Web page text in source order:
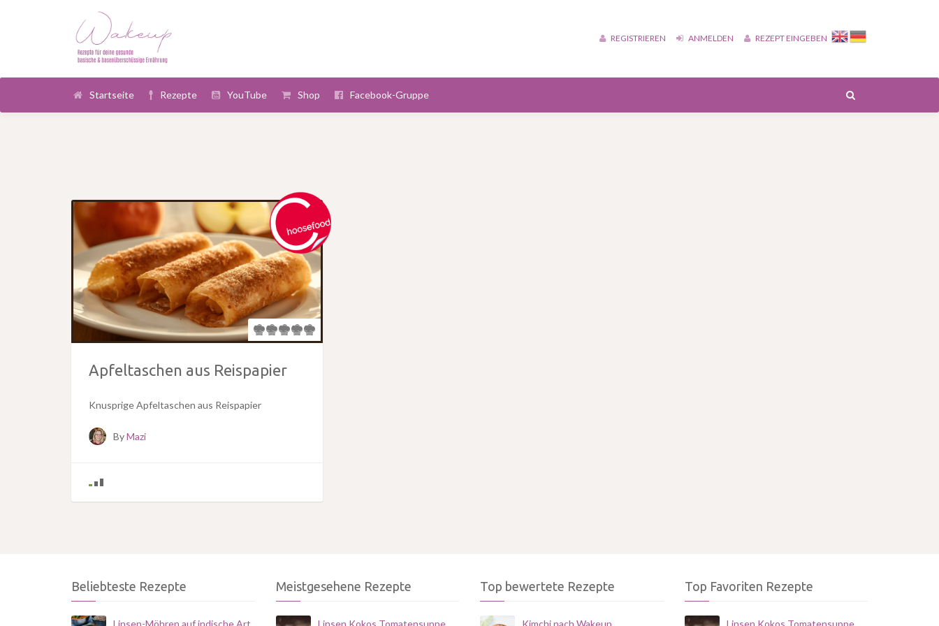
REGISTRIEREN ANMELDEN REZEPT EINGEBEN
Startseite Rezepte YouTube Shop Facebook-Gruppe
Apfeltaschen aus Reispapier
Knusprige Apfeltaschen aus Reispapier
ByMazi
Beliebteste Rezepte
Linsen-Möhren auf indische Art
Meistgesehene Rezepte
Linsen Kokos Tomatensuppe
Top bewertete Rezepte
Kimchi nach Wakeup
Top Favoriten Rezepte
Linsen Kokos Tomatensuppe